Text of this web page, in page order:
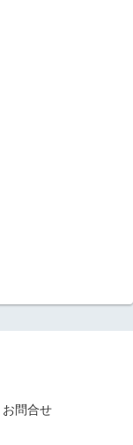
お問合せ